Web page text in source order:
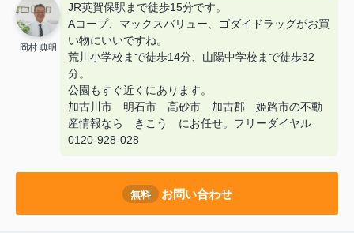
岡村 典明
JR英賀保駅まで徒歩15分です。
Aコープ、マックスバリュー、ゴダイドラッグがお買
い物にいいですね。
荒川小学校まで徒歩14分、山陽中学校まで徒歩32
分。
公園もすぐ近くにあります。
加古川市 明石市 高砂市 加古郡 姫路市の不動
産情報なら きこう にお任せ。フリーダイヤル
0120-928-028
無料 お問い合わせ